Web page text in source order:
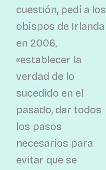
cuestión, pedí a los
obispos de Irlanda
en 2006,
«establecer la
verdad de lo
sucedido en el
pasado, dar todos
los pasos
necesarios para
evitar que se